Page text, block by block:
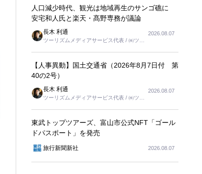
人口減少時代、観光は地域再生のサンゴ礁に
安宅和人氏と楽天・髙野専務が議論
長木 利通
ツーリズムメディアサービス代表 / ㈱ツー
2026.08.07
【人事異動】国土交通省（2026年8月7日付 第
40の2号）
長木 利通
ツーリズムメディアサービス代表 / ㈱ツー
2026.08.07
東武トップツアーズ、富山市公式NFT「ゴール
ドパスポート」を発売
旅行新聞新社 2026.08.07